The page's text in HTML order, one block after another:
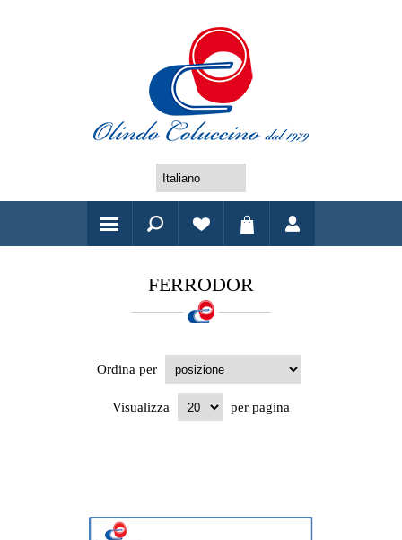
FERRODOR
Ordina per
Visualizza per pagina